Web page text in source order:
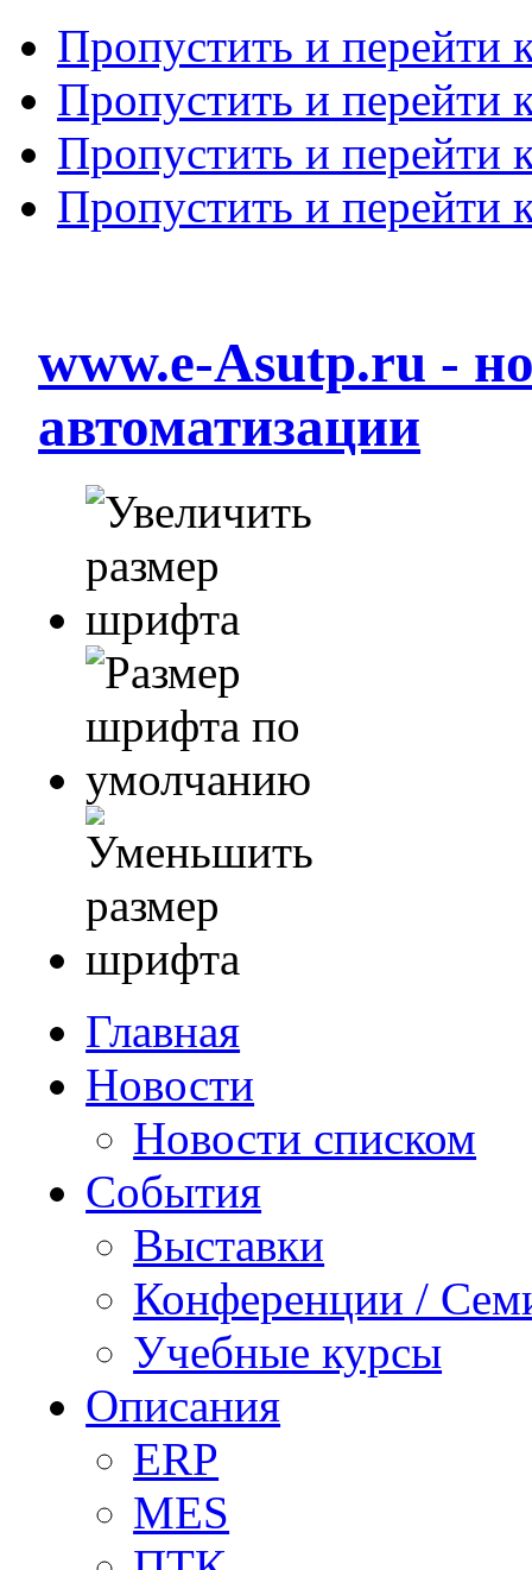
Пропустить и перейти
Пропустить и перейти
Пропустить и перейти
Пропустить и перейти
www.e-Asutp.ru -
автоматизации
Главная
Новости
Новости списком
События
Выставки
Конференции /
Учебные курсы
Описания
ERP
MES